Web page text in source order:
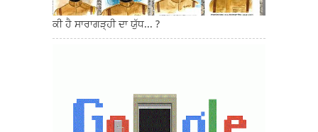
ਕੀ ਹੈ ਸਾਰਾਗੜ੍ਹੀ ਦਾ ਯੁੱਧ... ?